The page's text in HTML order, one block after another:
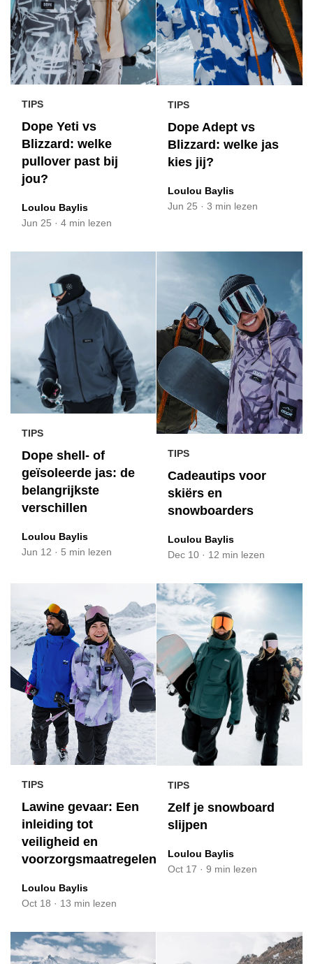
TIPS
Dope Yeti vs
Blizzard: welke
pullover past bij
jou?
Loulou Baylis
Jun 25 · 4 min lezen
TIPS
Dope Adept vs
Blizzard: welke jas
kies jij?
Loulou Baylis
Jun 25 · 3 min lezen
TIPS
Dope shell- of
geïsoleerde jas: de
belangrijkste
verschillen
Loulou Baylis
Jun 12 · 5 min lezen
TIPS
Cadeautips voor
skiërs en
snowboarders
Loulou Baylis
Dec 10 · 12 min lezen
TIPS
Lawine gevaar: Een
inleiding tot
veiligheid en
voorzorgsmaatregelen
Loulou Baylis
Oct 18 · 13 min lezen
TIPS
Zelf je snowboard
slijpen
Loulou Baylis
Oct 17 · 9 min lezen